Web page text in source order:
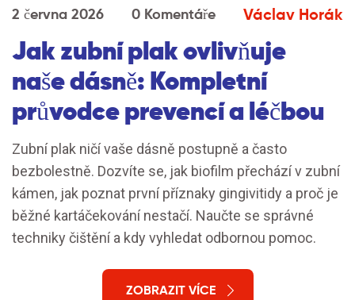
2 června 2026 0 Komentáře Václav Horák
Jak zubní plak ovlivňuje
naše dásně: Kompletní
průvodce prevencí a léčbou
Zubní plak ničí vaše dásně postupně a často
bezbolestně. Dozvíte se, jak biofilm přechází v zubní
kámen, jak poznat první příznaky gingivitidy a proč je
běžné kartáčekování nestačí. Naučte se správné
techniky čištění a kdy vyhledat odbornou pomoc.
ZOBRAZIT VÍCE